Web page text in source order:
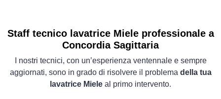
Staff tecnico lavatrice Miele professionale a
Concordia Sagittaria
I nostri tecnici, con un’esperienza ventennale e sempre
aggiornati, sono in grado di risolvere il problema della tua
lavatrice Miele al primo intervento.